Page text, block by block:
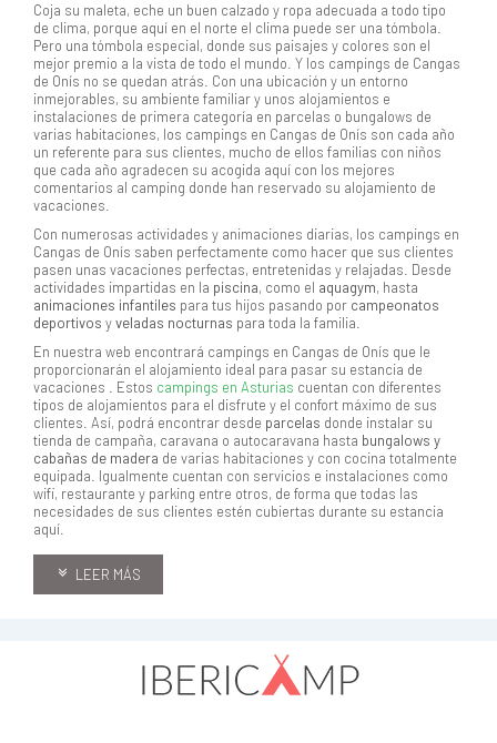
Coja su maleta, eche un buen calzado y ropa adecuada a todo tipo
de clima, porque aquí en el norte el clima puede ser una tómbola.
Pero una tómbola especial, donde sus paisajes y colores son el
mejor premio a la vista de todo el mundo. Y los campings de Cangas
de Onís no se quedan atrás. Con una ubicación y un entorno
inmejorables, su ambiente familiar y unos alojamientos e
instalaciones de primera categoría en parcelas o bungalows de
varias habitaciones, los campings en Cangas de Onís son cada año
un referente para sus clientes, mucho de ellos familias con niños
que cada año agradecen su acogida aquí con los mejores
comentarios al camping donde han reservado su alojamiento de
vacaciones.
Con numerosas actividades y animaciones diarias, los campings en
Cangas de Onís saben perfectamente como hacer que sus clientes
pasen unas vacaciones perfectas, entretenidas y relajadas. Desde
actividades impartidas en la piscina, como el aquagym, hasta
animaciones infantiles para tus hijos pasando por campeonatos
deportivos yveladas nocturnas para toda la familia.
En nuestra web encontrará campings en Cangas de Onís que le
proporcionarán el alojamiento ideal para pasar su estancia de
vacaciones . Estos campings en Asturias cuentan con diferentes
tipos de alojamientos para el disfrute y el confort máximo de sus
clientes. Así, podrá encontrar desde parcelas donde instalar su
tienda de campaña, caravana o autocaravana hasta bungalows y
cabañas de madera de varias habitaciones y con cocina totalmente
equipada. Igualmente cuentan con servicios e instalaciones como
wifi, restaurante y parking entre otros, de forma que todas las
necesidades de sus clientes estén cubiertas durante su estancia
aquí.
LEER MÁS